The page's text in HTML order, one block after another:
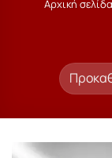
Αρχική σελίδα